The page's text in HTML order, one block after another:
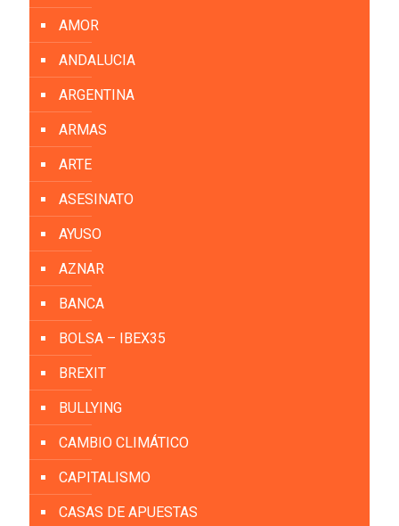
AMOR
ANDALUCIA
ARGENTINA
ARMAS
ARTE
ASESINATO
AYUSO
AZNAR
BANCA
BOLSA – IBEX35
BREXIT
BULLYING
CAMBIO CLIMÁTICO
CAPITALISMO
CASAS DE APUESTAS